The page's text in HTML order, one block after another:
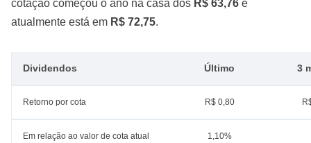
cotação começou o ano na casa dos R$ 63,76 e
atualmente está em R$ 72,75.
Dividendos Último 3
Retorno por cota R$ 0,80
Em relação ao valor de cota atual 1,10%